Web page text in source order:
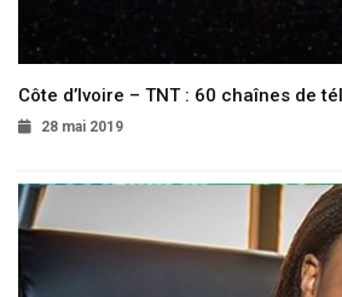
Côte d’Ivoire – TNT : 60 chaînes de
28 mai 2019